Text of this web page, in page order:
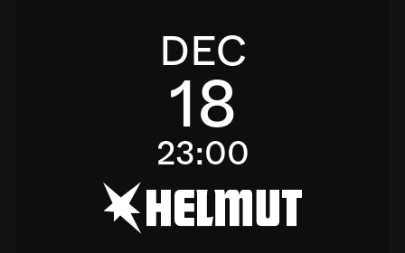
DEC
18
23:00
h